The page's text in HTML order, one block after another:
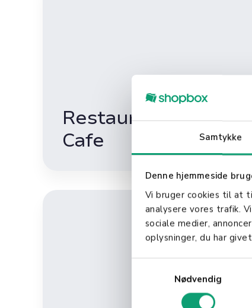
Samtykke
Denne hjemmeside
Vi bruger cookies til at
analysere vores trafik.
sociale medier,
oplysninger, du har
Nødvendig
Restaurant &
Cafe